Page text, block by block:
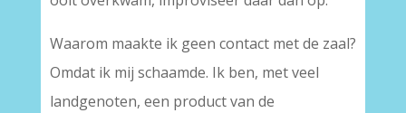
Waarom maakte ik geen contact met de zaal?
Omdat ik mij schaamde. Ik ben, met veel
landgenoten, een product van de